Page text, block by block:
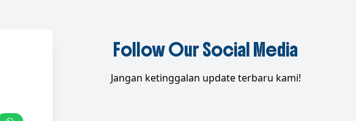
Follow Our Social Media
Jangan ketinggalan update terbaru kami!